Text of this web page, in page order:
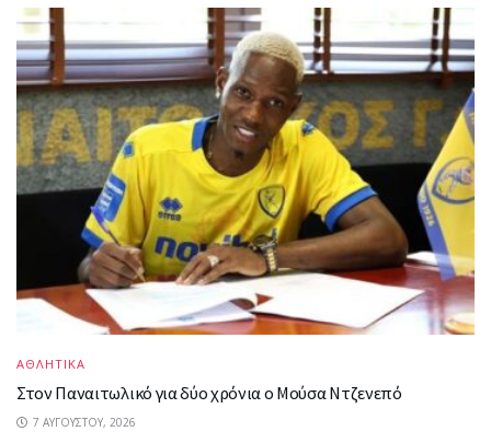
ΑΘΛΗΤΙΚΑ
Στον Παναιτωλικό για δύο χρόνια ο Μούσα Ντζενεπό
7 ΑΥΓΟΎΣΤΟΥ, 2026